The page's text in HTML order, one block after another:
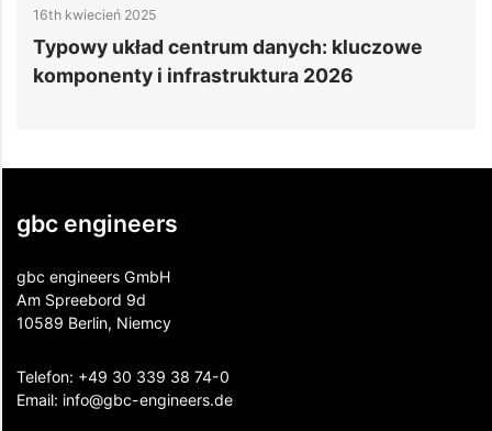
16th kwiecień 2025
Typowy układ centrum danych: kluczowe
komponenty i infrastruktura 2026
gbc engineers
gbc engineers GmbH
Am Spreebord 9d
10589 Berlin, Niemcy
Telefon: +49 30 339 38 74-0
Email: info@gbc-engineers.de